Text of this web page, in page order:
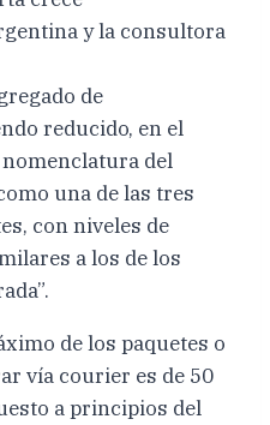
y la consultora
de
reducido, en el
del
una de las tres
con niveles de
a los de los
de los paquetes o
vía courier es de 50
a principios del